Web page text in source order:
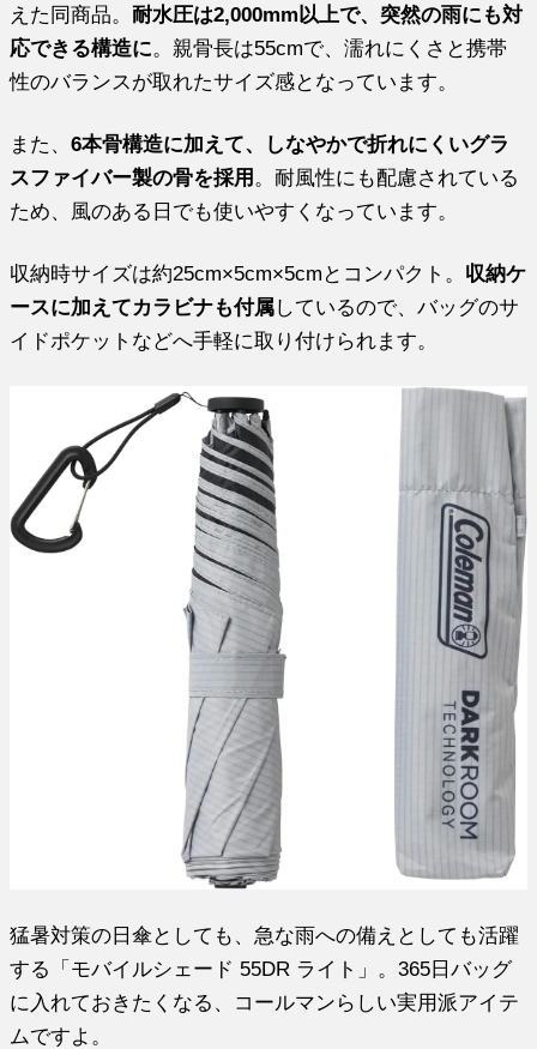
えた同商品。耐水圧は2,000mm以上で、突然の雨にも対
応できる構造に。親骨長は55cmで、濡れにくさと携帯
性のバランスが取れたサイズ感となっています。
また、6本骨構造に加えて、しなやかで折れにくいグラ
スファイバー製の骨を採用 。耐風性にも配慮されている
ため、風のある日でも使いやすくなっています。
収納時サイズは約25cm×5cm×5cmとコンパクト。 収納ケ
ースに加えてカラビナも付属しているので、バッグのサ
イドポケットなどへ手軽に取り付けられます。
猛暑対策の日傘としても、急な雨への備えとしても活躍
する「モバイルシェード 55DR ライト」。365日バッグ
に入れておきたくなる、コールマンらしい実用派アイテ
ムですよ。